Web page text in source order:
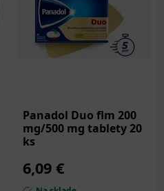
Panadol Duo flm 200
mg/500 mg tablety 20
ks
6,09 €